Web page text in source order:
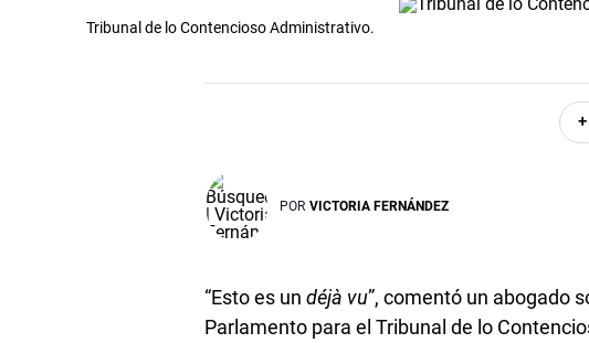
Tribunal de lo Contencioso Administrativo.
POR VICTORIA FERNÁNDEZ
“Esto es undéjà vu”, comentó un abogado
Parlamento para el Tribunal de lo